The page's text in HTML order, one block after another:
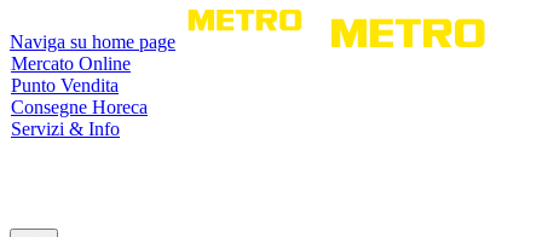
Naviga su home page
Mercato Online
Punto Vendita
Consegne Horeca
Servizi & Info